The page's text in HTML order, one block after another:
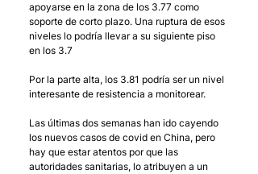
apoyarse en la zona de los 3.77 como
soporte de corto plazo. Una ruptura de esos
niveles lo podría llevar a su siguiente piso
en los 3.7
Por la parte alta, los 3.81 podría ser un nivel
interesante de resistencia a monitorear.
Las últimas dos semanas han ido cayendo
los nuevos casos de covid en China, pero
hay que estar atentos por que las
autoridades sanitarias, lo atribuyen a un